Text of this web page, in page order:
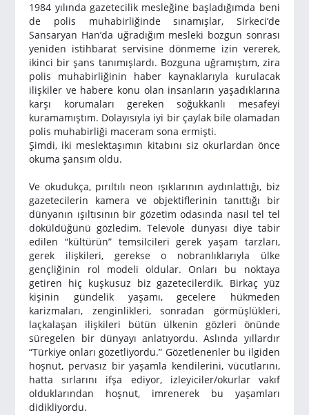
1984 yılında gazetecilik mesleğine başladığımda beni
de polis muhabirliğinde sınamışlar, Sirkeci’de
Sansaryan Han’da uğradığım mesleki bozgun sonrası
yeniden istihbarat servisine dönmeme izin vererek,
ikinci bir şans tanımışlardı. Bozguna uğramıştım, zira
polis muhabirliğinin haber kaynaklarıyla kurulacak
ilişkiler ve habere konu olan insanların yaşadıklarına
karşı korumaları gereken soğukkanlı mesafeyi
kuramamıştım. Dolayısıyla iyi bir çaylak bile olamadan
polis muhabirliği maceram sona ermişti.
Şimdi, iki meslektaşımın kitabını siz okurlardan önce
okuma şansım oldu.
Ve okudukça, pırıltılı neon ışıklarının aydınlattığı, biz
gazetecilerin kamera ve objektiflerinin tanıttığı bir
dünyanın ışıltısının bir gözetim odasında nasıl tel tel
döküldüğünü gözledim. Televole dünyası diye tabir
edilen “kültürün” temsilcileri gerek yaşam tarzları,
gerek ilişkileri, gerekse o nobranlıklarıyla ülke
gençliğinin rol modeli oldular. Onları bu noktaya
getiren hiç kuşkusuz biz gazetecilerdik. Birkaç yüz
kişinin gündelik yaşamı, gecelere hükmeden
karizmaları, zenginlikleri, sonradan görmüşlükleri,
laçkalaşan ilişkileri bütün ülkenin gözleri önünde
süregelen bir dünyayı anlatıyordu. Aslında yıllardır
“Türkiye onları gözetliyordu.” Gözetlenenler bu ilgiden
hoşnut, pervasız bir yaşamla kendilerini, vücutlarını,
hatta sırlarını ifşa ediyor, izleyiciler/okurlar vakıf
olduklarından hoşnut, imrenerek bu yaşamları
didikliyordu.